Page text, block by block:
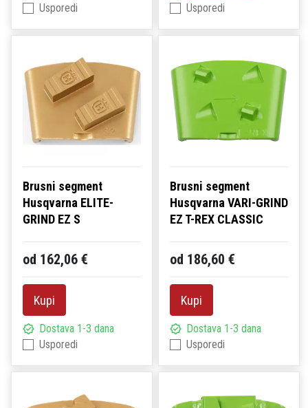
Usporedi
Usporedi
Brusni segment
Husqvarna ELITE-
GRIND EZ S
od 162,06 €
Kupi
Dostava 1-3 dana
Usporedi
Brusni segment
Husqvarna VARI-GRIND
EZ T-REX CLASSIC
od 186,60 €
Kupi
Dostava 1-3 dana
Usporedi